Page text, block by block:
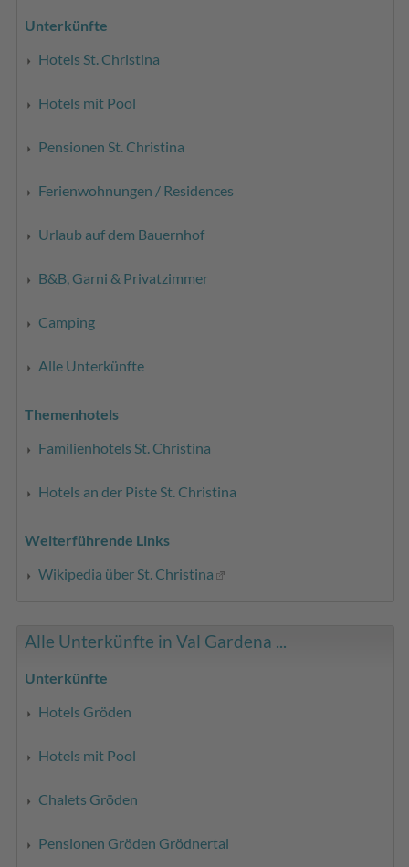
Unterkünfte
Hotels St. Christina
Hotels mit Pool
Pensionen St. Christina
Ferienwohnungen / Residences
Urlaub auf dem Bauernhof
B&B, Garni & Privatzimmer
Camping
Alle Unterkünfte
Themenhotels
Familienhotels St. Christina
Hotels an der Piste St. Christina
Weiterführende Links
Wikipedia über St. Christina
Alle Unterkünfte in Val Gardena ...
Unterkünfte
Hotels Gröden
Hotels mit Pool
Chalets Gröden
Pensionen Gröden Grödnertal